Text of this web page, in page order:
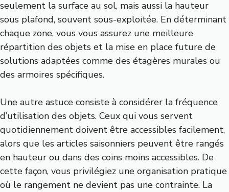
seulement la surface au sol, mais aussi la hauteur
sous plafond, souvent sous-exploitée. En déterminant
chaque zone, vous vous assurez une meilleure
répartition des objets et la mise en place future de
solutions adaptées comme des étagères murales ou
des armoires spécifiques.
Une autre astuce consiste à considérer la fréquence
d’utilisation des objets. Ceux qui vous servent
quotidiennement doivent être accessibles facilement,
alors que les articles saisonniers peuvent être rangés
en hauteur ou dans des coins moins accessibles. De
cette façon, vous privilégiez une organisation pratique
où le rangement ne devient pas une contrainte. La